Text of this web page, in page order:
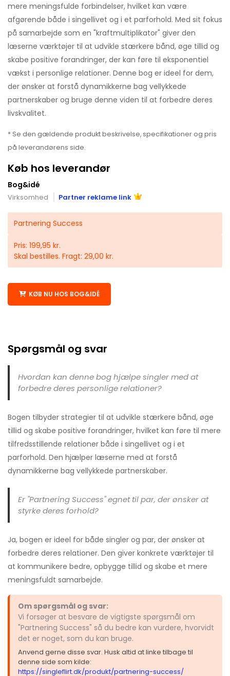
mere meningsfulde forbindelser, hvilket kan være
afgørende både i singellivet og i et parforhold. Med sit fokus
på samarbejde som en "kraftmultiplikator" giver den
læserne værktøjer til at udvikle stærkere bånd, øge tillid og
skabe positive forandringer, der kan føre til eksponentiel
vækst i personlige relationer. Denne bog er ideel for dem,
der ønsker at forstå dynamikkerne bag vellykkede
partnerskaber og bruge denne viden til at forbedre deres
livskvalitet.
* Se den gældende produkt beskrivelse, specifikationer og pris
på leverandørens side.
Køb hos leverandør
Bog&idé
Virksomhed Partner reklame link
Partnering Success
Pris: 199,95 kr.
Skal bestilles. Fragt: 29,00 kr.
KØB NU HOS BOG&IDÉ
Spørgsmål og svar
Hvordan kan denne bog hjælpe singler med at
forbedre deres personlige relationer?
Bogen tilbyder strategier til at udvikle stærkere bånd, øge
tillid og skabe positive forandringer, hvilket kan føre til mere
tilfredsstillende relationer både i singellivet og i et
parforhold. Den hjælper læserne med at forstå
dynamikkerne bag vellykkede partnerskaber.
Er "Partnering Success" egnet til par, der ønsker at
styrke deres forhold?
Ja, bogen er ideel for både singler og par, der ønsker at
forbedre deres relationer. Den giver konkrete værktøjer til
at kommunikere bedre, opbygge tillid og skabe et mere
meningsfuldt samarbejde.
Om spørgsmål og svar:
Vi forsøger at besvare de vigtigste spørgsmål om
"Partnering Success" så du bedre kan vurdere, hvorvidt
det er noget, som du kan bruge.
Anvend gerne disse svar. Husk altid at linke tilbage til
denne side som kilde:
https://singleflirt.dk/produkt/partnering-success/